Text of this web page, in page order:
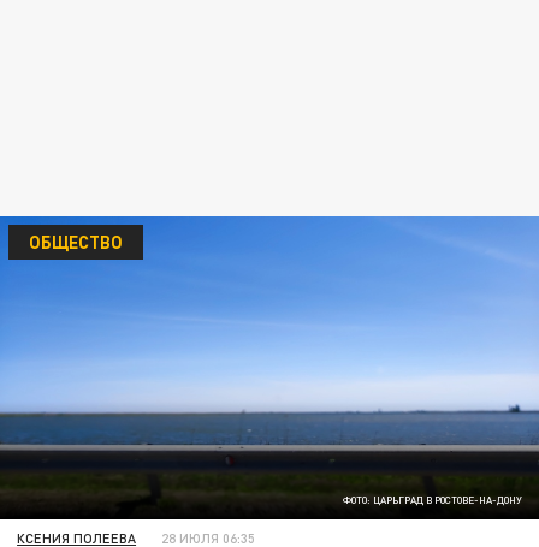
ФОТО: ЦАРЬГРАД В РОСТОВЕ-НА-ДОНУ
ОБЩЕСТВО
КСЕНИЯ ПОЛЕЕВА 28 ИЮЛЯ 06:35